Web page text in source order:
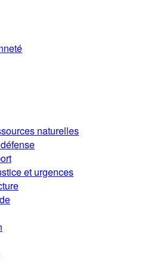
naturelles
et urgences